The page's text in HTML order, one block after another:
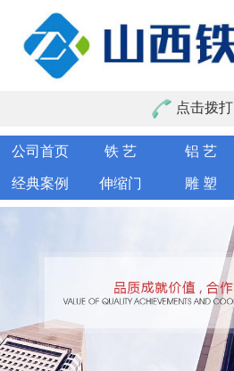
点击拨打
公司首页 铁 艺 铝 艺
经典案例 伸缩门 雕 塑